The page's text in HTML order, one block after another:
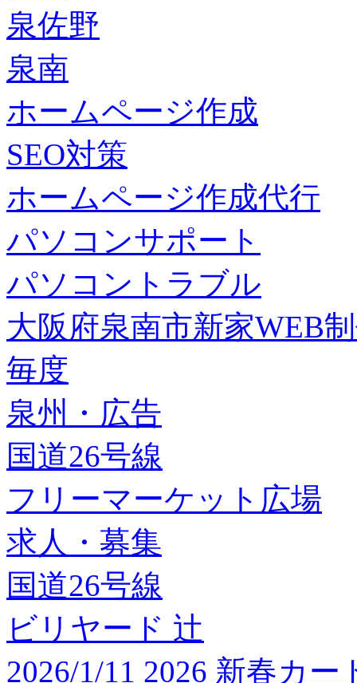
泉佐野
泉南
ホームページ作成
SEO対策
ホームページ作成代行
パソコンサポート
パソコントラブル
大阪府泉南市新家WEB
毎度
泉州・広告
国道26号線
フリーマーケット広場
求人・募集
国道26号線
ビリヤード 辻
2026/1/11 2026 新春カ